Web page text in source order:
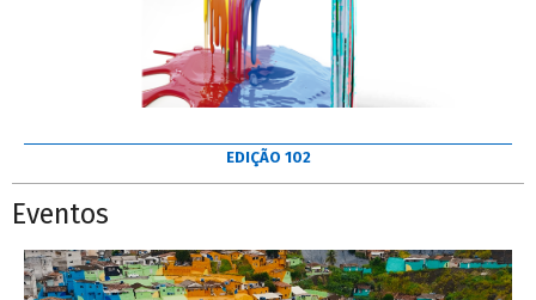
EDIÇÃO 102
Eventos